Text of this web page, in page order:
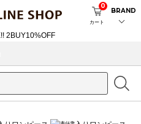
カート
0
BRAND